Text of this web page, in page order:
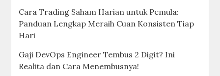
Cara Trading Saham Harian untuk Pemula:
Panduan Lengkap Meraih Cuan Konsisten Tiap
Hari
Gaji DevOps Engineer Tembus 2 Digit? Ini
Realita dan Cara Menembusnya!